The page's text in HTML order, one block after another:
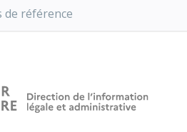
de référence